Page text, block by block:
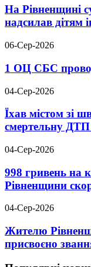
На Рівненщині
надсилав дітям
06-Сер-2026
1 ОЦ СБС
04-Сер-2026
Їхав містом зі
смертельну ДТП
04-Сер-2026
998 гривень на
Рівненщини
04-Сер-2026
Жителю
присвоєно